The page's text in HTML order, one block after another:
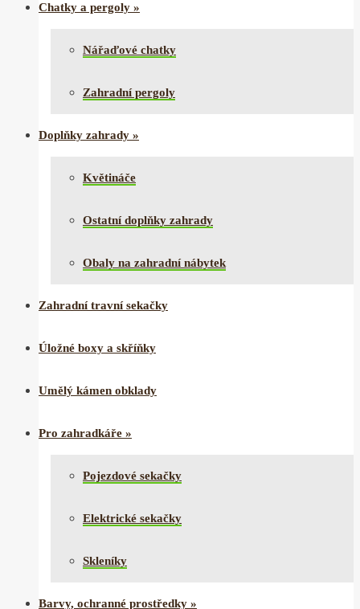
Chatky a pergoly »
Nářaďové chatky
Zahradní pergoly
Doplňky zahrady »
Květináče
Ostatní doplňky zahrady
Obaly na zahradní nábytek
Zahradní travní sekačky
Úložné boxy a skříňky
Umělý kámen obklady
Pro zahradkáře »
Pojezdové sekačky
Elektrické sekačky
Skleníky
Barvy, ochranné prostředky »